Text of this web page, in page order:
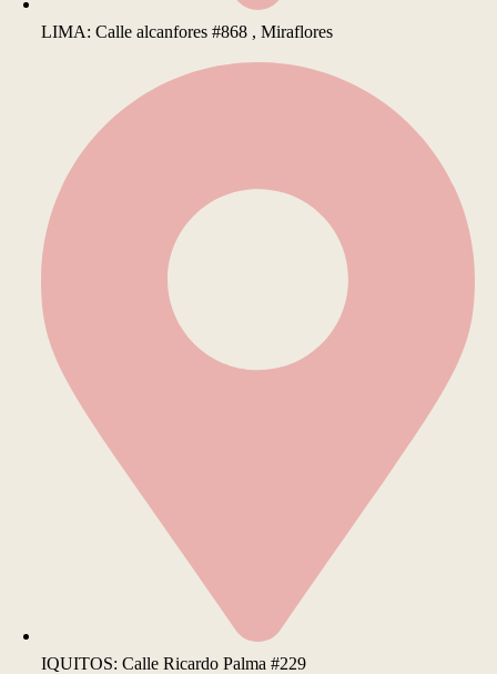
LIMA: Calle alcanfores #868 , Miraflores
IQUITOS: Calle Ricardo Palma #229